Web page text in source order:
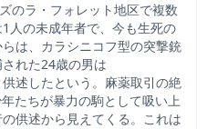
のラ・フォレット地区で複数
人の未成年者で、今も生死の
は、カラシニコフ型の突撃銃
れた24歳の男は
述したという。麻薬取引の絶
たちが暴力の駒として吸い上
供述から見えてくる。これは